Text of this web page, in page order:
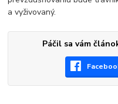
a vyživovaný.
Páčil sa vám